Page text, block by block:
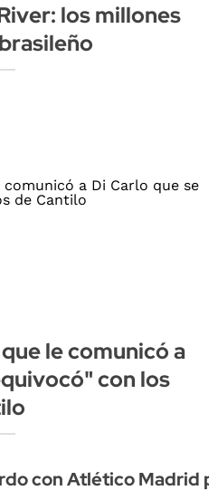
los millones
le comunicó a
con los
con Atlético Madrid